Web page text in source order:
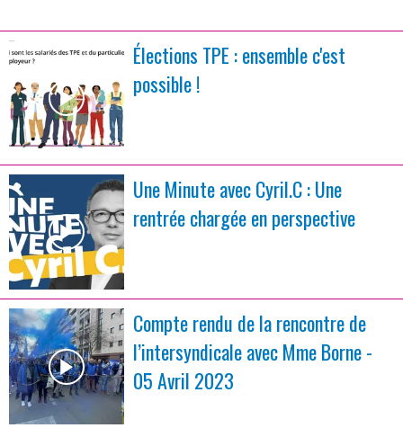
Élections TPE : ensemble c'est
possible !
Une Minute avec Cyril.C : Une
rentrée chargée en perspective
Compte rendu de la rencontre de
l’intersyndicale avec Mme Borne -
05 Avril 2023